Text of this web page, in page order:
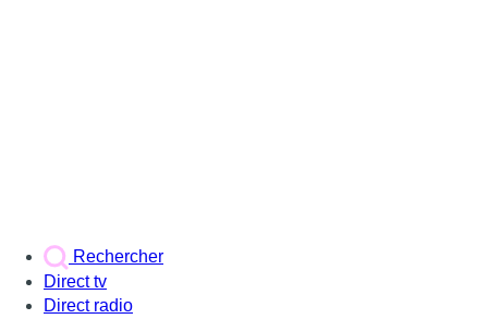
Rechercher
Direct tv
Direct radio